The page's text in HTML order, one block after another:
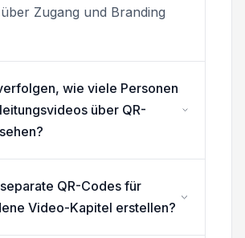
Zugang und Branding
wie viele Personen
über QR-
QR-Codes für
Video-Kapitel erstellen?